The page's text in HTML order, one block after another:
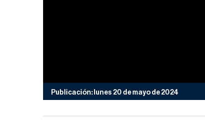
Publicación: lunes 20 de mayo de 2024